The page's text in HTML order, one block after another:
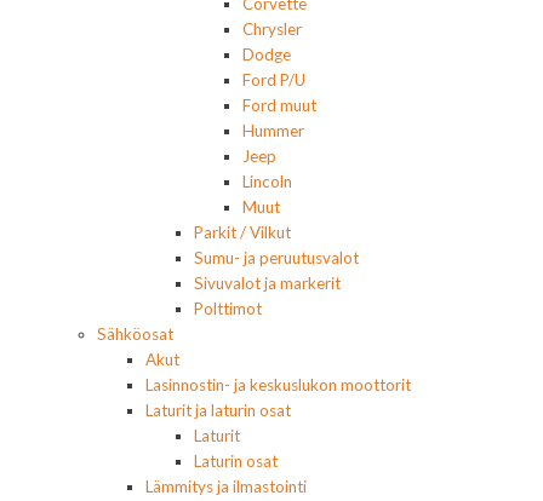
Corvette
Chrysler
Dodge
Ford P/U
Ford muut
Hummer
Jeep
Lincoln
Muut
Parkit / Vilkut
Sumu- ja peruutusvalot
Sivuvalot ja markerit
Polttimot
Sähköosat
Akut
Lasinnostin- ja keskuslukon moottorit
Laturit ja laturin osat
Laturit
Laturin osat
Lämmitys ja ilmastointi